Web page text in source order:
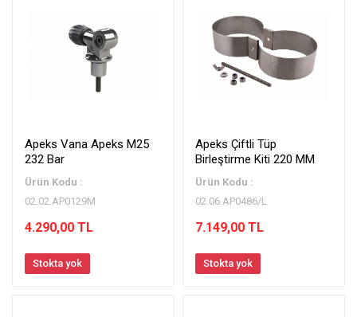
Apeks Vana Apeks M25
232 Bar
Ürün Kodu :
02.02.AP0129M
4.290,00 TL
Stokta yok
Apeks Çiftli Tüp
Birleştirme Kiti 220 MM
Ürün Kodu :
02.06.AP0486/L
7.149,00 TL
Stokta yok